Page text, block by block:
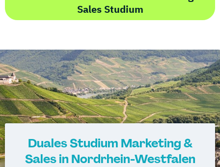
Sales Studium
Duales Studium Marketing &
Sales in Nordrhein-Westfalen